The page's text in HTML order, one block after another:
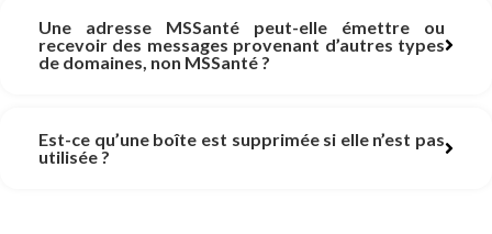
Une adresse MSSanté peut-elle émettre ou
recevoir des messages provenant d’autres types
de domaines, non MSSanté ?
Est-ce qu’une boîte est supprimée si elle n’est pas
utilisée ?